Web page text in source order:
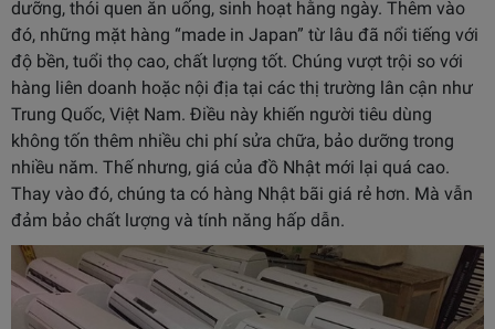
dưỡng, thói quen ăn uống, sinh hoạt hằng ngày. Thêm vào
đó, những mặt hàng “made in Japan” từ lâu đã nổi tiếng với
độ bền, tuổi thọ cao, chất lượng tốt. Chúng vượt trội so với
hàng liên doanh hoặc nội địa tại các thị trường lân cận như
Trung Quốc, Việt Nam. Điều này khiến người tiêu dùng
không tốn thêm nhiều chi phí sửa chữa, bảo dưỡng trong
nhiều năm. Thế nhưng, giá của đồ Nhật mới lại quá cao.
Thay vào đó, chúng ta có hàng Nhật bãi giá rẻ hơn. Mà vẫn
đảm bảo chất lượng và tính năng hấp dẫn.